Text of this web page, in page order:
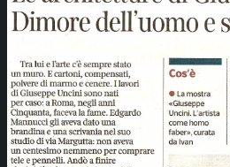
NEWS ED EVENTI
ARTISTI E OPERE
MOSTRE
CONTATTI